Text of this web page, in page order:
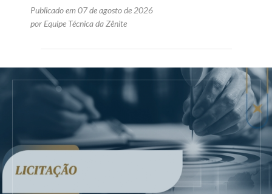
Publicado em 07 de agosto de 2026
por Equipe Técnica da Zênite